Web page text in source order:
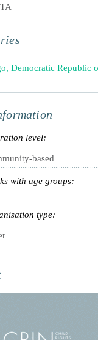
Democratic Republic
level:
based
with age groups:
type: